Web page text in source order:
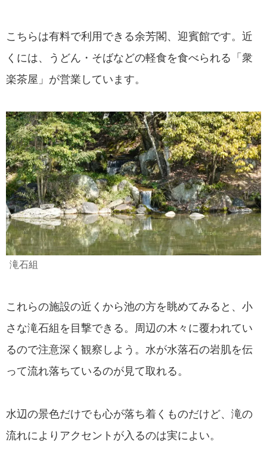
こちらは有料で利用できる余芳閣、迎賓館です。近
くには、うどん・そばなどの軽食を食べられる「衆
楽茶屋」が営業しています。
滝石組
これらの施設の近くから池の方を眺めてみると、小
さな滝石組を目撃できる。周辺の木々に覆われてい
るので注意深く観察しよう。水が水落石の岩肌を伝
って流れ落ちているのが見て取れる。
水辺の景色だけでも心が落ち着くものだけど、滝の
流れによりアクセントが入るのは実によい。